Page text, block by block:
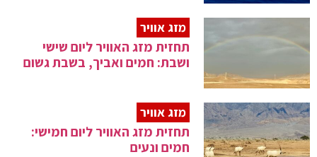
מזג אוויר
תחזית מזג האוויר ליום שישי
ושבת: חמים ואביך, בשבת גשום
מזג אוויר
תחזית מזג האוויר ליום חמישי:
חמים ונעים